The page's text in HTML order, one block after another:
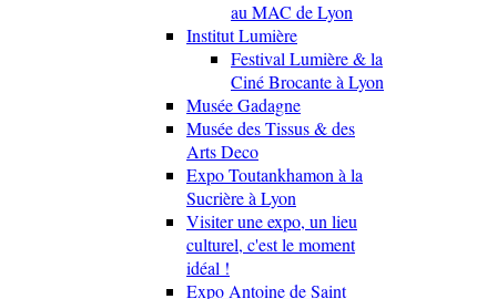
au MAC de Lyon
Institut Lumière
Festival Lumière & la
Ciné Brocante à Lyon
Musée Gadagne
Musée des Tissus & des
Arts Deco
Expo Toutankhamon à la
Sucrière à Lyon
Visiter une expo, un lieu
culturel, c'est le moment
idéal !
Expo Antoine de Saint